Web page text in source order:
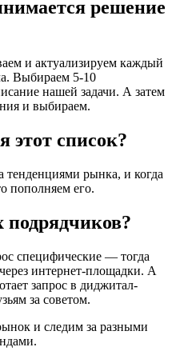
решение
и актуализируем каждый
Выбираем 5-10
нашей задачи. А затем
и выбираем.
этот список?
тенденциями рынка, и когда
пополняем его.
специфические — тогда
интернет-площадки. А
запрос в диджитал-
за советом.
и следим за разными